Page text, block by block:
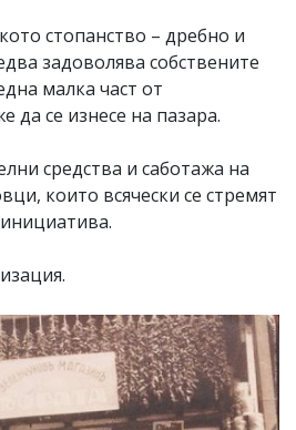
стопанство – дребно и
задоволява собствените
малка част от
да се изнесе на пазара.
средства и саботажа на
които всячески се стремят